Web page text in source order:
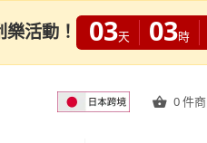
0件
活動！ 03天 03時